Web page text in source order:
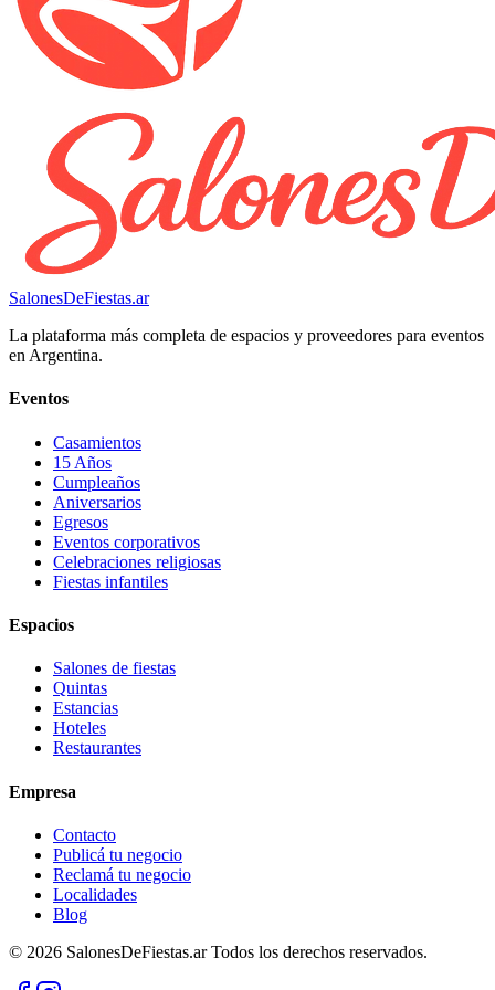
SalonesDeFiestas.ar
La plataforma más completa de espacios y proveedores para eventos
en Argentina.
Eventos
Casamientos
15 Años
Cumpleaños
Aniversarios
Egresos
Eventos corporativos
Celebraciones religiosas
Fiestas infantiles
Espacios
Salones de fiestas
Quintas
Estancias
Hoteles
Restaurantes
Empresa
Contacto
Publicá tu negocio
Reclamá tu negocio
Localidades
Blog
© 2026 SalonesDeFiestas.arTodos los derechos reservados.